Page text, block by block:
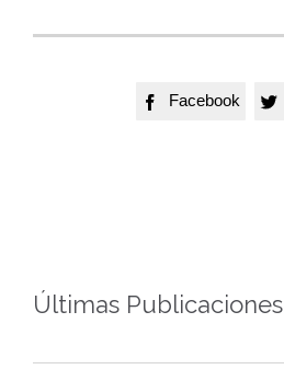
 Facebook 
Últimas Publicaciones